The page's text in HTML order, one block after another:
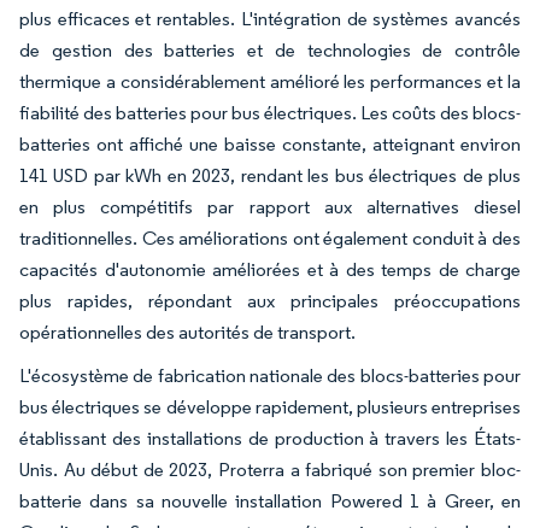
plus efficaces et rentables. L'intégration de systèmes avancés
de gestion des batteries et de technologies de contrôle
thermique a considérablement amélioré les performances et la
fiabilité des batteries pour bus électriques. Les coûts des blocs-
batteries ont affiché une baisse constante, atteignant environ
141 USD par kWh en 2023, rendant les bus électriques de plus
en plus compétitifs par rapport aux alternatives diesel
traditionnelles. Ces améliorations ont également conduit à des
capacités d'autonomie améliorées et à des temps de charge
plus rapides, répondant aux principales préoccupations
opérationnelles des autorités de transport.
L'écosystème de fabrication nationale des blocs-batteries pour
bus électriques se développe rapidement, plusieurs entreprises
établissant des installations de production à travers les États-
Unis. Au début de 2023, Proterra a fabriqué son premier bloc-
batterie dans sa nouvelle installation Powered 1 à Greer, en